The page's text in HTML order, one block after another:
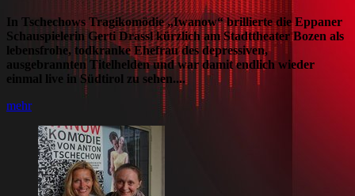
In Tschechows Tragikomödie „Iwanow“ brillierte die Eppaner
Schauspielerin Gerti Drassl kürzlich am Stadttheater Bozen als
lebensfrohe, todkranke Ehefrau des depressiven,
ausgebrannten Titelhelden und war damit endlich wieder
einmal live in Südtirol zu sehen....
mehr